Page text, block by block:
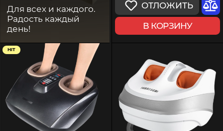
Для всех и каждого.
Радость каждый
день!
ОТЛОЖИТЬ
В КОРЗИНУ
HIT